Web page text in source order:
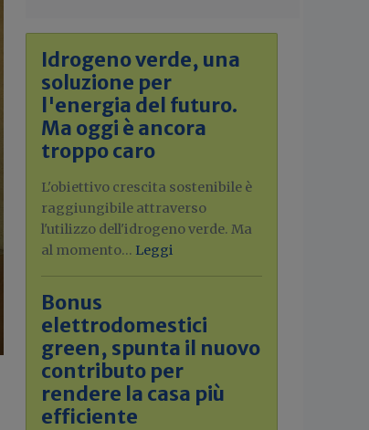
Idrogeno verde, una
soluzione per
l'energia del futuro.
Ma oggi è ancora
troppo caro
L'obiettivo crescita sostenibile è
raggiungibile attraverso
l'utilizzo dell'idrogeno verde. Ma
al momento... Leggi
Bonus
elettrodomestici
green, spunta il nuovo
contributo per
rendere la casa più
efficiente